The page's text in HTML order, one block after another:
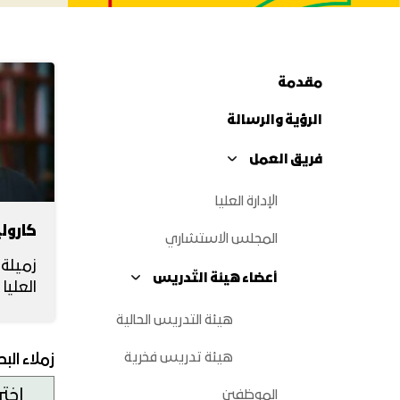
مقدمة
الرؤية والرسالة
فريق العمل
الإدارة العليا
المجلس الاستشاري
أعضاء هيئة التّدريس
هيئة التدريس الحالية
هيئة تدريس فخرية
الموظفين
العليا
زملاء